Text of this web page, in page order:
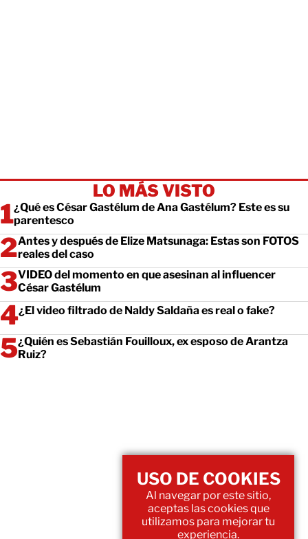
LO MÁS VISTO
¿Qué es César Gastélum de Ana Gastélum? Este es su
parentesco
Antes y después de Elize Matsunaga: Estas son FOTOS
reales del caso
VIDEO del momento en que asesinan al influencer
César Gastélum
¿El video filtrado de Naldy Saldaña es real o fake?
¿Quién es Sebastián Fouilloux, ex esposo de Arantza
Ruiz?
USO DE COOKIES
Al navegar por este sitio,
aceptas las cookies que
utilizamos para mejorar tu
experiencia.